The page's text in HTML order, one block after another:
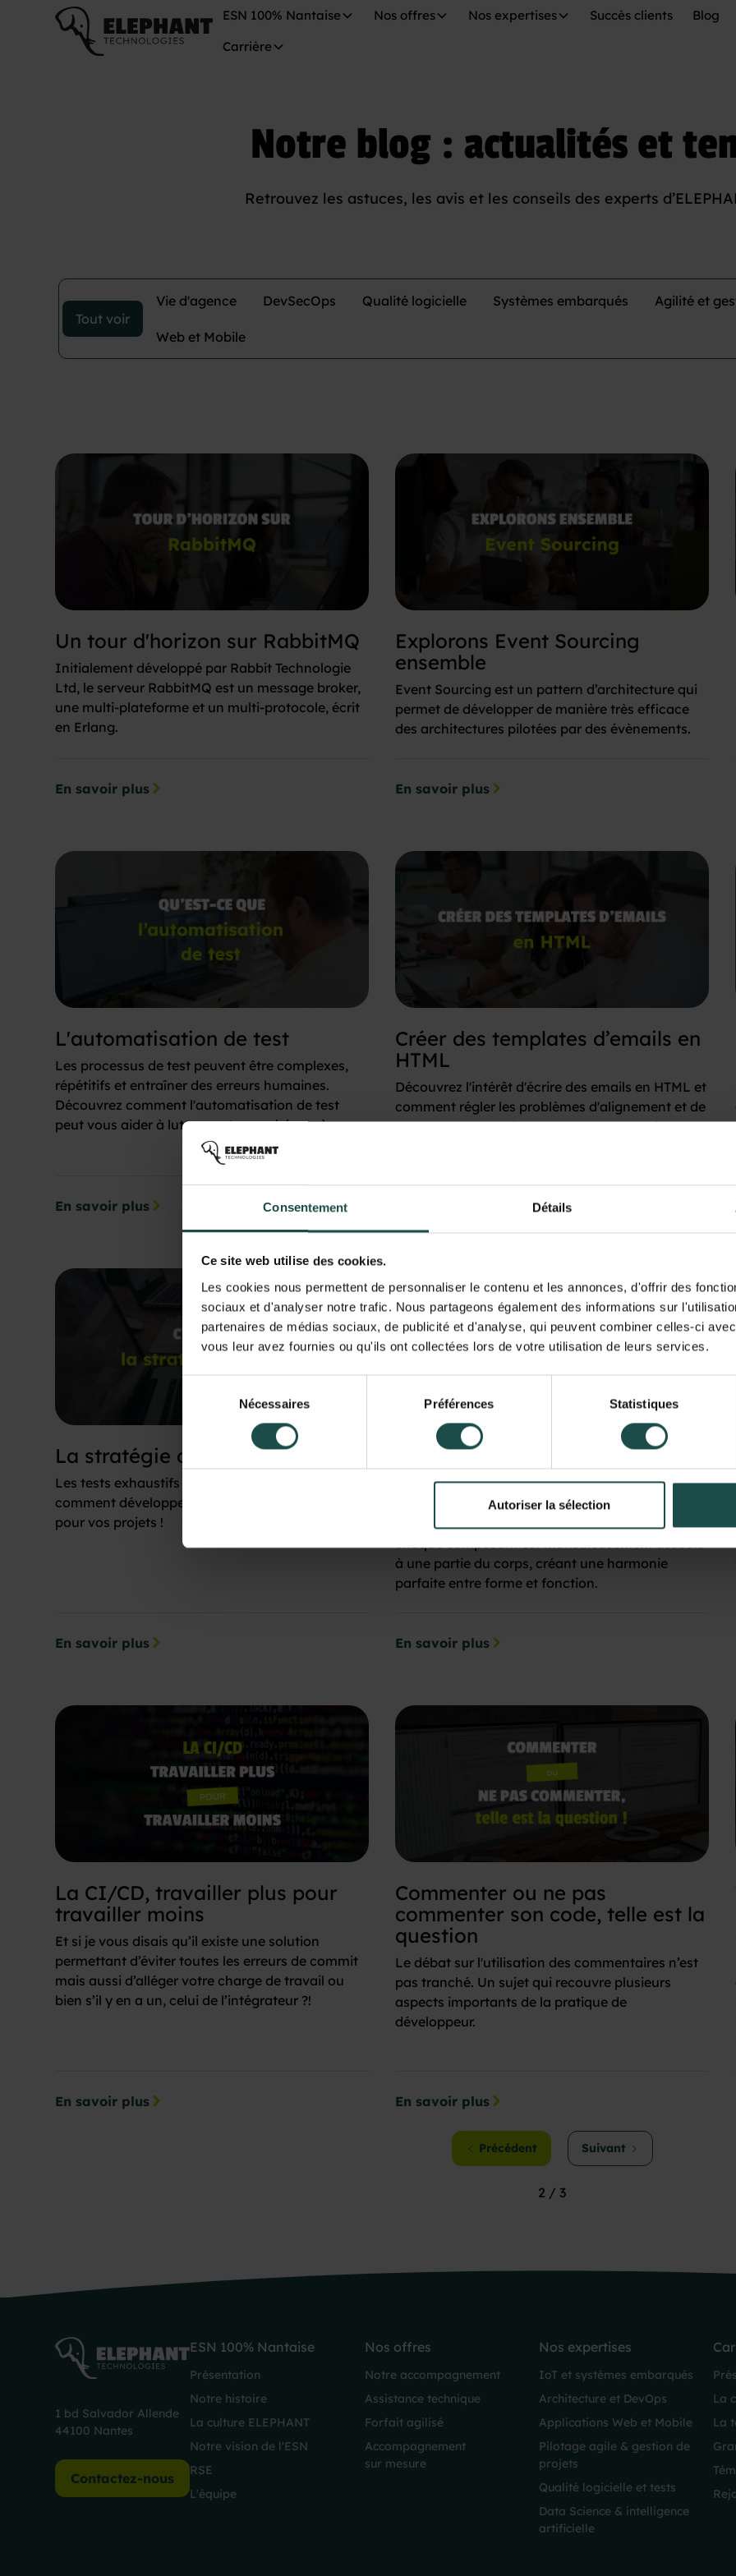
Consentement Détails
Ce site web utilise des cookies.
Les cookies nous permettent de personnaliser le contenu et les annonces, d'offrir des
sociaux et d'analyser notre trafic. Nous partageons également des informations sur
partenaires de médias sociaux, de publicité et d'analyse, qui peuvent combiner celles-ci
vous leur avez fournies ou qu'ils ont collectées lors de votre utilisation de leurs services.
consentement
Nécessaires Préférences Statistiques
Autoriser la sélection
ESN 100% Nantaise Nos offres Nos expertises Succès clients
Blog
Carrière
Notre blog : actualités et
Retrouvez les astuces, les avis et les conseils des experts
Tout voir
Vie d'agence DevSecOps Qualité logicielle Systèmes embarqués Agilité et
Web et Mobile
Un tour d'horizon sur RabbitMQ
Initialement développé par Rabbit Technologie
Ltd, le serveur RabbitMQ est un message broker,
une multi-plateforme et un multi-protocole, écrit
en Erlang.
En savoir plus
Explorons Event Sourcing
ensemble
Event Sourcing est un pattern d’architecture qui
permet de développer de manière très efficace
des architectures pilotées par des évènements.
En savoir plus
L'automatisation de test
Les processus de test peuvent être complexes,
répétitifs et entraîner des erreurs humaines.
Découvrez comment l'automatisation de test
peut vous aider à lutter contre ce phénomène.
En savoir plus
Créer des templates d’emails en
HTML
Découvrez l'intérêt d'écrire des emails en HTML et
comment régler les problèmes d'alignement et de
structures lorsque le taux de couverture de
La stratégie de test, c'est quoi ?
Les tests exhaustifs étant impossibles, découvrez
comment développer une bonne stratégie de test
pour vos projets !
En savoir plus
Portrait d'une sublime User
Story
Laissez-moi vous emmener dans un voyage à
travers l'anatomie d'une sublime User Story, où
chaque composant est méticuleusement associé
à une partie du corps, créant une harmonie
parfaite entre forme et fonction.
En savoir plus
La CI/CD, travailler plus pour
travailler moins
Et si je vous disais qu’il existe une solution
permettant d’éviter toutes les erreurs de commit
mais aussi d’alléger votre charge de travail ou
bien s’il y en a un, celui de l’intégrateur ?!
En savoir plus
Commenter ou ne pas
commenter son code, telle est la
question
Le débat sur l'utilisation des commentaires n’est
pas tranché. Un sujet qui recouvre plusieurs
aspects importants de la pratique de
développeur.
En savoir plus
Précédent Suivant
2 / 3
1 bd Salvador Allende
44100 Nantes
Contactez-nous
ESN 100% Nantaise
Présentation
Notre histoire
La culture ELEPHANT
Notre vision de l'ESN
RSE
L'équipe
Nos offres
Notre accompagnement
Assistance technique
Forfait agilisé
Accompagnement
sur mesure
Nos expertises
IoT et systèmes embarqués
Architecture et DevOps
Applications Web et Mobile
Pilotage agile & gestion de
projets
Qualité logicielle et tests
Data Science & intelligence
artificielle
La
La